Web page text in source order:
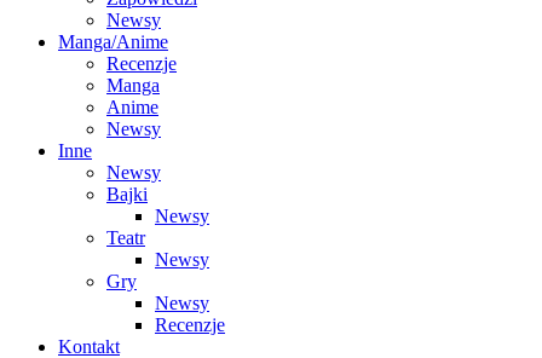
Newsy
Manga/Anime
Recenzje
Manga
Anime
Newsy
Inne
Newsy
Bajki
Newsy
Teatr
Newsy
Gry
Newsy
Recenzje
Kontakt